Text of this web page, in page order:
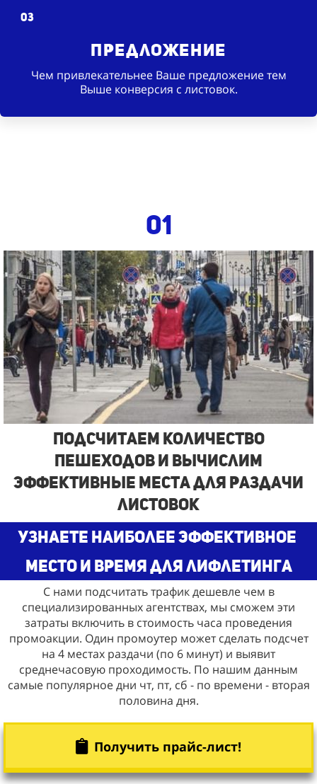
03
Предложение
Чем привлекательнее Ваше предложение тем
Выше конверсия с листовок.
01
Подсчитаем количество
пешеходов и вычислим
эффективные места для раздачи
листовок
узнаете наиболее эффективное
место и время для лифлетинга
С нами подсчитать трафик дешевле чем в
специализированных агентствах, мы сможем эти
затраты включить в стоимость часа проведения
промоакции. Один промоутер может сделать подсчет
на 4 местах раздачи (по 6 минут) и выявит
среднечасовую проходимость. По нашим данным
самые популярное дни чт, пт, сб - по времени - вторая
половина дня.
Получить прайс-лист!